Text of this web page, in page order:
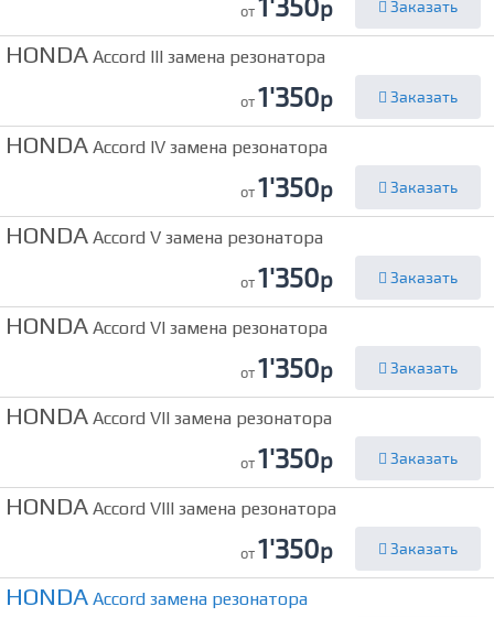
от р Заказать
HONDA Accord III замена резонатора
от1'350р Заказать
HONDA Accord IV замена резонатора
от1'350р Заказать
HONDA Accord V замена резонатора
от1'350р Заказать
HONDA Accord VI замена резонатора
от1'350р Заказать
HONDA Accord VII замена резонатора
от1'350р Заказать
HONDA Accord VIII замена резонатора
от1'350р Заказать
HONDA Accord замена резонатора